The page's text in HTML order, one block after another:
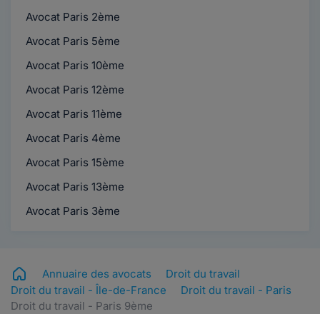
Avocat Paris 2ème
Avocat Paris 5ème
Avocat Paris 10ème
Avocat Paris 12ème
Avocat Paris 11ème
Avocat Paris 4ème
Avocat Paris 15ème
Avocat Paris 13ème
Avocat Paris 3ème
Annuaire des avocats
Droit du travail
Droit du travail - Île-de-France
Droit du travail - Paris
Droit du travail - Paris 9ème